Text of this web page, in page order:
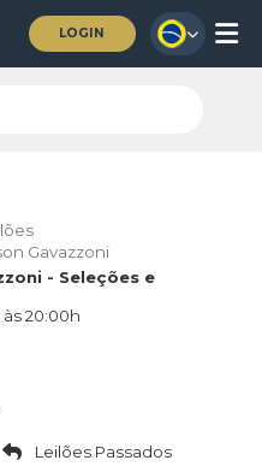
LOGIN
Gavazzoni
- Seleções e
20:00h
Leilões Passados